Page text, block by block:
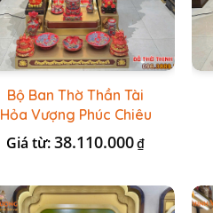
Bộ Ban Thờ Thần Tài
Hỏa Vượng Phúc Chiêu
+ Bộ Đồ Thờ Nổi Đỏ BT
Giá từ:38.110.000₫